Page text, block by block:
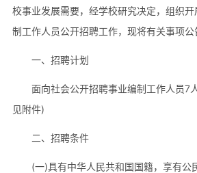
校事业发展需要，经学校研究决定，组织
制工作人员公开招聘工作，现将有关事项公
一、招聘计划
面向社会公开招聘事业编制工作人员7
见附件)
二、招聘条件
(一)具有中华人民共和国国籍，享有公